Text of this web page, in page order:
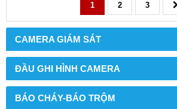
CAMERA GIÁM SÁT
ĐẦU GHI HÌNH CAMERA
BÁO CHÁY-BÁO TRỘM
1 2 3